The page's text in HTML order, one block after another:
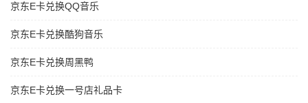
京东E卡兑换QQ音乐
京东E卡兑换酷狗音乐
京东E卡兑换周黑鸭
京东E卡兑换一号店礼品卡